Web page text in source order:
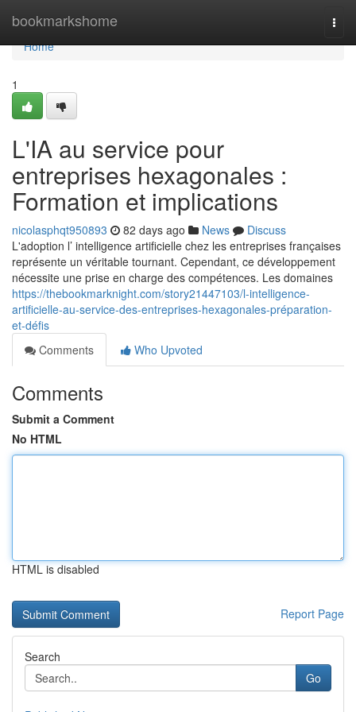
bookmarkshome
Home
Home
1
L'IA au service pour
entreprises hexagonales :
Formation et implications
nicolasphqt950893 82 days ago News
Discuss
L'adoption l’ intelligence artificielle chez les entreprises françaises
représente un véritable tournant. Cependant, ce développement
nécessite une prise en charge des compétences. Les domaines
https://thebookmarknight.com/story21447103/l-intelligence-
artificielle-au-service-des-entreprises-hexagonales-préparation-
et-défis
Comments
Who Upvoted
Comments
Submit a Comment
No HTML
HTML is disabled
Report Page
Search
Go